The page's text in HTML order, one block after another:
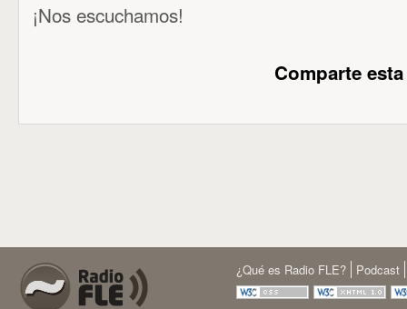
¡Nos escuchamos!
Comparte
¿Qué es Radio FLE? Podcast